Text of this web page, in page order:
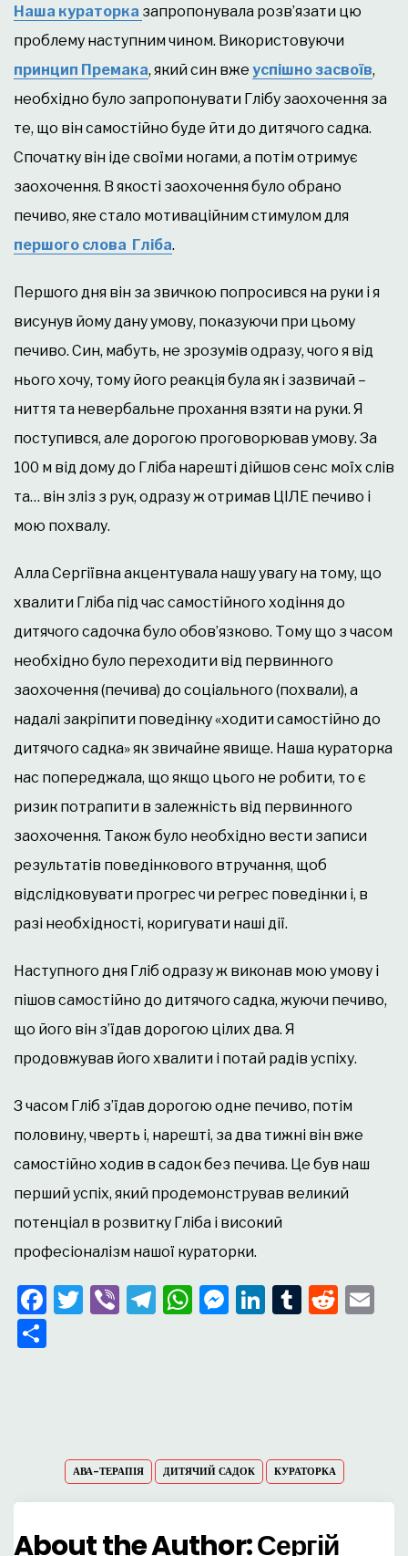
Наша кураторка запропонувала розв’язати цю
проблему наступним чином. Використовуючи
принцип Премака, який син вже успішнозасвоїв,
необхідно було запропонувати Глібу заохочення за
те, що він самостійно буде йти до дитячого садка.
Спочатку він іде своїми ногами, а потім отримує
заохочення. В якості заохочення було обрано
печиво, яке стало мотиваційним стимулом для
першого слова Гліба.
Першого дня він за звичкою попросився на руки і я
висунув йому дану умову, показуючи при цьому
печиво. Син, мабуть, не зрозумів одразу, чого я від
нього хочу, тому його реакція була як і зазвичай –
ниття та невербальне прохання взяти на руки. Я
поступився, але дорогою проговорював умову. За
100 м від дому до Гліба нарешті дійшов сенс моїх слів
та… він зліз з рук, одразу ж отримав ЦІЛЕ печиво і
мою похвалу.
Алла Сергіївна акцентувала нашу увагу на тому, що
хвалити Гліба під час самостійного ходіння до
дитячого садочка було обов’язково. Тому що з часом
необхідно було переходити від первинного
заохочення (печива) до соціального (похвали), а
надалі закріпити поведінку «ходити самостійно до
дитячого садка» як звичайне явище. Наша кураторка
нас попереджала, що якщо цього не робити, то є
ризик потрапити в залежність від первинного
заохочення. Також було необхідно вести записи
результатів поведінкового втручання, щоб
відслідковувати прогрес чи регрес поведінки і, в
разі необхідності, коригувати наші дії.
Наступного дня Гліб одразу ж виконав мою умову і
пішов самостійно до дитячого садка, жуючи печиво,
що його він з’їдав дорогою цілих два. Я
продовжував його хвалити і потай радів успіху.
З часом Гліб з’їдав дорогою одне печиво, потім
половину, чверть і, нарешті, за два тижні він вже
самостійно ходив в садок без печива. Це був наш
перший успіх, який продемонстрував великий
потенціал в розвитку Гліба і високий
професіоналізм нашої кураторки.
Facebook
Twitter
ViberTelegram
WhatsApp
Messenger
LinkedIn
Tumblr
АВА-ТЕРАПІЯ ДИТЯЧИЙ САДОК КУРАТОРКА
About the Author:Сергій